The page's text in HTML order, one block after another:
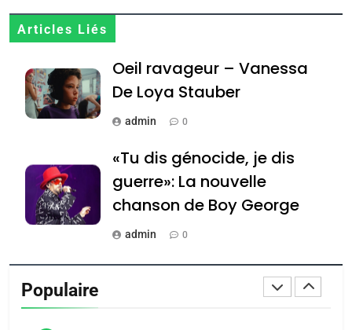
Articles Liés
Oeil ravageur – Vanessa
De Loya Stauber
admin 0
«Tu dis génocide, je dis
guerre»: La nouvelle
chanson de Boy George
admin 0
Tout sur la Nostalgie
Populaire
8
Tafraout, le miel de Tadla
Azilal consacrés produits
du terroir
DAFINA MAROC
Oeil ravageur – Vanessa
De Loya Stauber
guerre»: La nouvelle
chanson de Boy George